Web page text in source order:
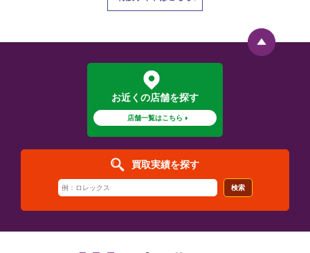
お近くの店舗を探す
店舗一覧はこちら
買取実績を探す
検索